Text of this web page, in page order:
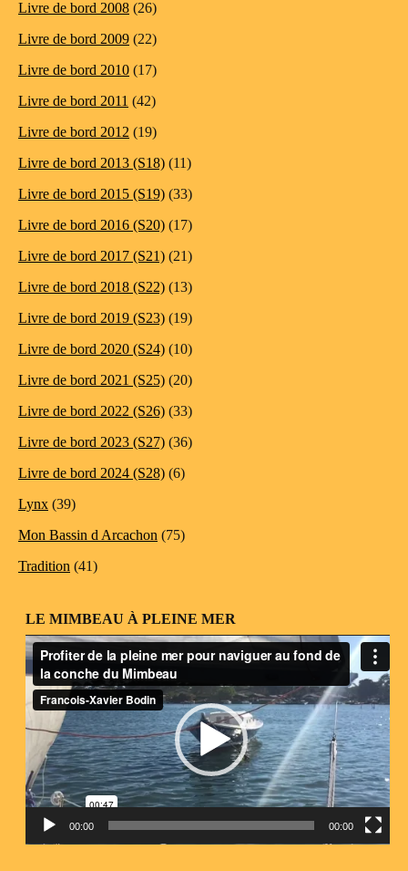
Livre de bord 2008 (26)
Livre de bord 2009 (22)
Livre de bord 2010 (17)
Livre de bord 2011 (42)
Livre de bord 2012 (19)
Livre de bord 2013 (S18) (11)
Livre de bord 2015 (S19) (33)
Livre de bord 2016 (S20) (17)
Livre de bord 2017 (S21) (21)
Livre de bord 2018 (S22) (13)
Livre de bord 2019 (S23) (19)
Livre de bord 2020 (S24) (10)
Livre de bord 2021 (S25) (20)
Livre de bord 2022 (S26) (33)
Livre de bord 2023 (S27) (36)
Livre de bord 2024 (S28) (6)
Lynx (39)
Mon Bassin d Arcachon (75)
Tradition (41)
LE MIMBEAU À PLEINE MER
Lecteur
vidéo
00:00 00:00